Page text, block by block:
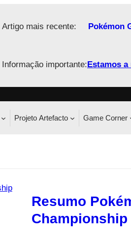
Artigo mais recente: Pokémon
Informação importante:Estamos
Projeto Artefacto Game Corner
Resumo
Championship